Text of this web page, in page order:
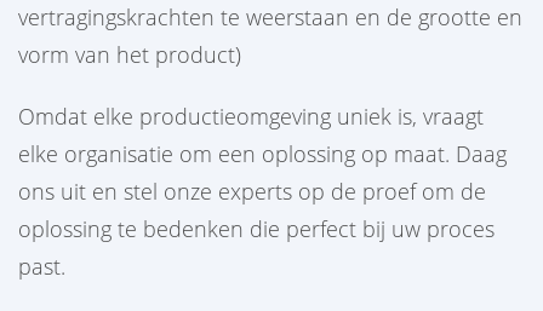
vertragingskrachten te weerstaan en de grootte en
vorm van het product)
Omdat elke productieomgeving uniek is, vraagt
elke organisatie om een oplossing op maat. Daag
ons uit en stel onze experts op de proef om de
oplossing te bedenken die perfect bij uw proces
past.